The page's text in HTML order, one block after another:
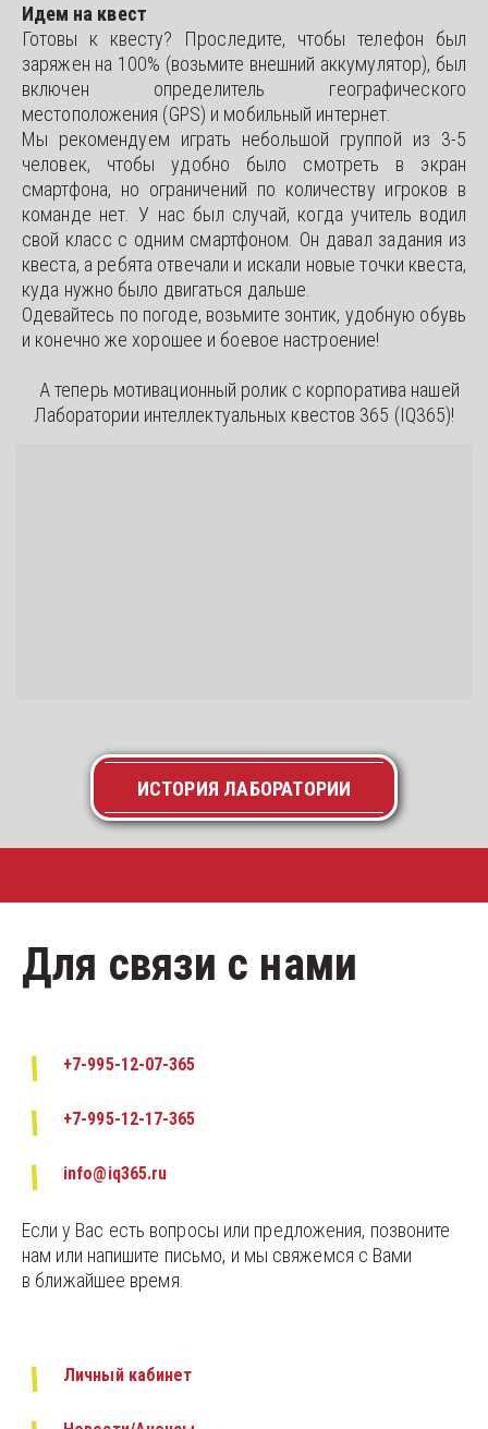
Идем на квест
Готовы к квесту? Проследите, чтобы телефон был
заряжен на 100% (возьмите внешний аккумулятор), был
включен определитель географического
местоположения (GPS) и мобильный интернет.
Мы рекомендуем играть небольшой группой из 3-5
человек, чтобы удобно было смотреть в экран
смартфона, но ограничений по количеству игроков в
команде нет. У нас был случай, когда учитель водил
свой класс с одним смартфоном. Он давал задания из
квеста, а ребята отвечали и искали новые точки квеста,
куда нужно было двигаться дальше.
Одевайтесь по погоде, возьмите зонтик, удобную обувь
и конечно же хорошее и боевое настроение!
Лаборатории интеллектуальных квестов 365 (IQ365)!
ИСТОРИЯ ЛАБОРАТОРИИ
Для связи с нами
+7-995-12-07-365
+7-995-12-17-365
info@iq365.ru
Если у Вас есть вопросы или предложения, позвоните
нам или напишите письмо, и мы свяжемся с Вами
в ближайшее время.
Личный кабинет